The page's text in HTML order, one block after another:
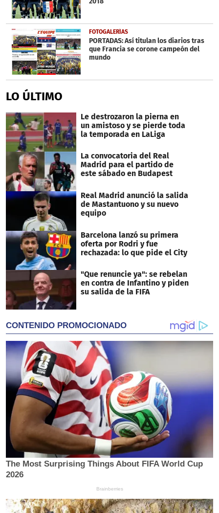
FOTOGALERÍAS
PORTADAS: Así titulan los diarios tras
que Francia se corone campeón del
mundo
LO ÚLTIMO
Le destrozaron la pierna en
un amistoso y se pierde toda
la temporada en LaLiga
La convocatoria del Real
Madrid para el partido de
este sábado en Budapest
Real Madrid anunció la salida
de Mastantuono y su nuevo
equipo
Barcelona lanzó su primera
oferta por Rodri y fue
rechazada: lo que pide el City
"Que renuncie ya": se rebelan
en contra de Infantino y piden
su salida de la FIFA